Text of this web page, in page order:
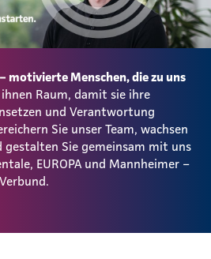
motivierte Menschen, die zu uns
Raum, damit sie ihre
und Verantwortung
Sie unser Team, wachsen
gestalten Sie gemeinsam mit uns
EUROPA und Mannheimer –